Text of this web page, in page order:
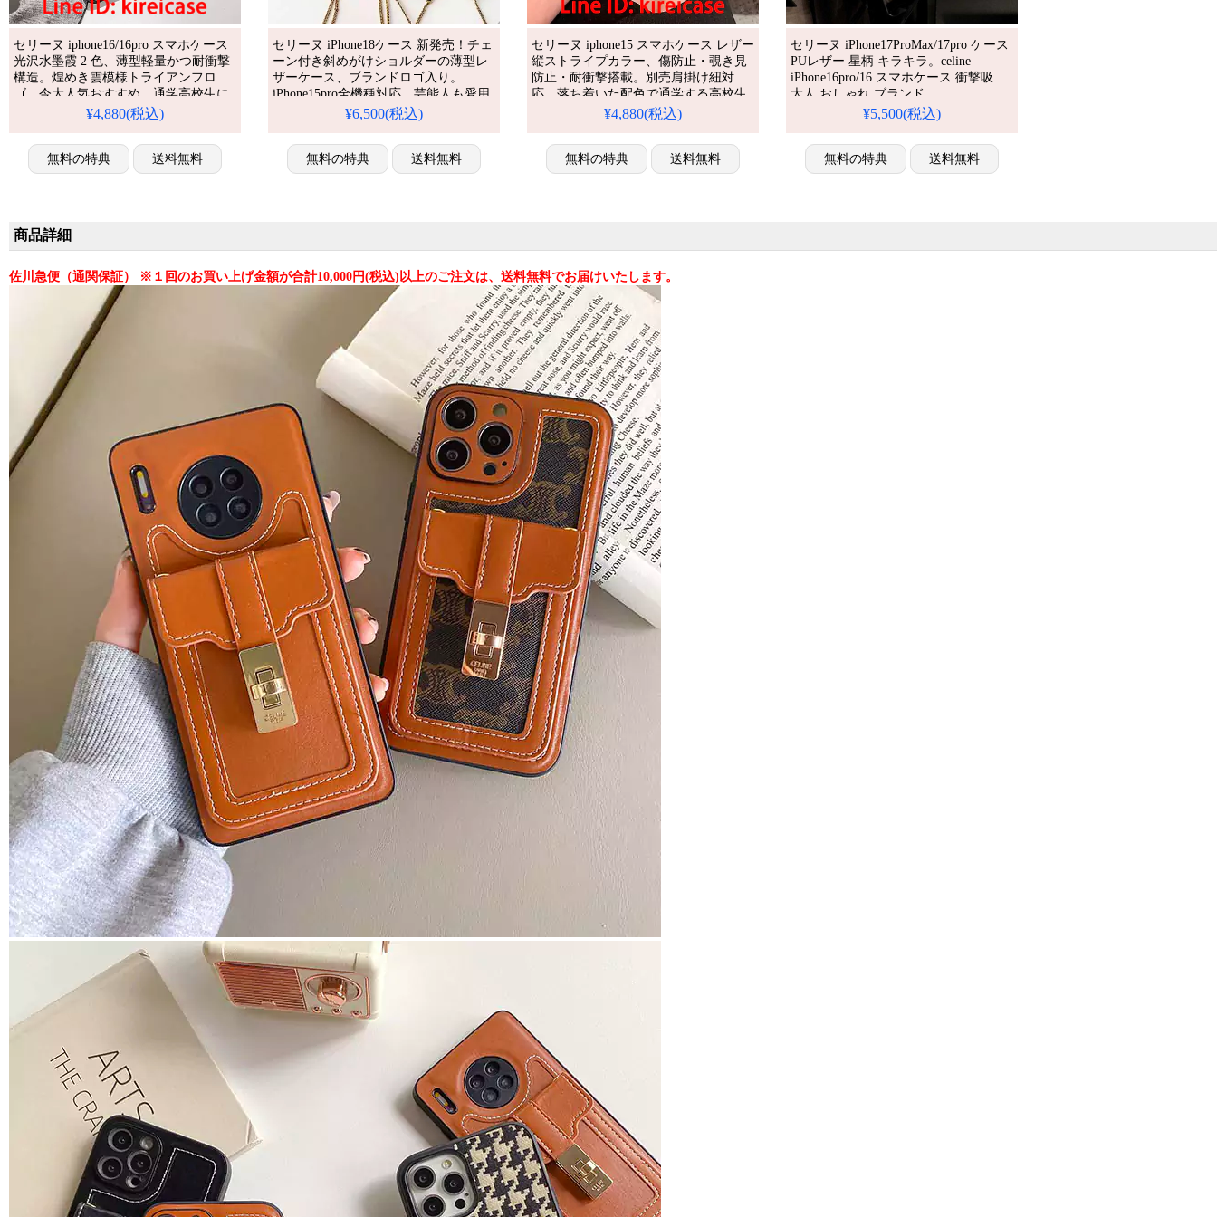
セリーヌ iphone16/16pro スマホケース
光沢水墨霞 2 色、薄型軽量かつ耐衝撃
構造。煌めき雲模様トライアンフロ
ゴ、今大人気おすすめ、通学高校生に
マッチ。アイフォン16e/16pro max/16
¥4,880(税込)
無料の特典 送料無料
セリーヌ iPhone18ケース 新発売！チェ
ーン付き斜めがけショルダーの薄型レ
ザーケース、ブランドロゴ入り。
iPhone15pro全機種対応。芸能人も愛用
する人気ブランド、耐衝撃＆防水の多
が流行り、格安で手に入り、
iPhone17pro/16promaxケースとしても使
える優れもの！
¥6,500(税込)
無料の特典 送料無料
セリーヌ iphone15 スマホケース レザー
縦ストライプカラー、傷防止・覗き見
防止・耐衝撃搭載。別売肩掛け紐対
応、落ち着いた配色で通学する高校生
に似合う。アイフォン
種対応
¥4,880(税込)
無料の特典 送料無料
セリーヌ iPhone17ProMax/17pro ケース
PUレザー 星柄 キラキラ。celine
iPhone16pro/16 スマホケース 衝撃吸収
大人 おしゃれ ブランド。
iPhone15/14/13 携帯ケース カメラ保
衝撃・防水・多機能。格安＆おしゃ
れ。iPhone16pro/15promaxケース対応。
¥5,500(税込)
無料の特典 送料無料
商品詳細
佐川急便（通関保証） ※１回のお買い上げ金額が合計10,000円(税込)以上のご注文は、送料無料でお届けいたします。